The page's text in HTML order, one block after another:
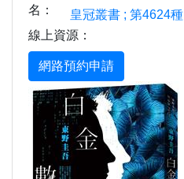
名：
皇冠叢書 ; 第4624種
線上資源：